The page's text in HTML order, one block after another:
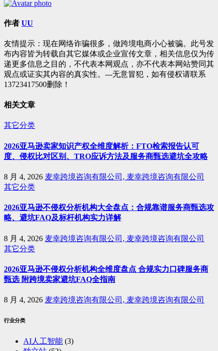
导
航
作者 UU
友情提示：现在网络诈骗很多，做跨境电商小心被骗。此号发
布内容皆为转载自其它媒体或企业宣传文章，相关信息仅为传
递更多信息之目的，不代表本网观点，亦不代表本网站赞同其
观点或证实其内容的真实性。---无意冒犯，如有侵权请联系
13723417500删除！
相关文章
其它分类
2026亚马逊卖家知识产权全维度解析：FTO检索报告认可
度、侵权比对区别、TRO应诉方法及服务商甄选避坑全攻略
8 月 4, 2026 麦幸跨境咨询有限公司, 麦幸跨境咨询有限公司
其它分类
2026亚马逊不侵权分析机构大全盘点：合规靠谱服务商甄选攻
略、避坑FAQ及标杆机构实力详解
8 月 4, 2026 麦幸跨境咨询有限公司, 麦幸跨境咨询有限公司
其它分类
2026亚马逊不侵权分析机构全维度盘点 合规实力口碑服务商
甄选 附跨境卖家避坑FAQ全指南
8 月 4, 2026 麦幸跨境咨询有限公司, 麦幸跨境咨询有限公司
行业分类
AI人工智能 (3)